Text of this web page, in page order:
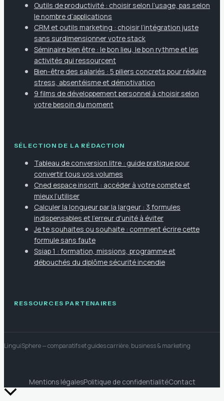
Outils de productivité : choisir selon l’usage, pas selon
le nombre d’applications
CRM et outils marketing : choisir l’intégration juste
sans surdimensionner votre stack
Séminaire bien être : le bon lieu, le bon rythme et les
activités qui ressourcent
Bien-être des salariés : 5 piliers concrets pour réduire
stress, absentéisme et démotivation
9 films de développement personnel à choisir selon
votre besoin du moment
SÉLECTION DE LA RÉDACTION
Tableau de conversion litre : guide pratique pour
convertir tous vos volumes
Cned espace inscrit : accéder à votre compte et
mieux l’utiliser
Calculer la longueur par la largeur : 3 formules
indispensables et l'erreur d'unité à éviter
Je te souhaites ou souhaite : comment écrire cette
formule sans faute
Ssiap 1 : formation, missions, programme et
débouchés du diplôme sécurité incendie
RESSOURCES PARTENAIRES
LinguiSphere— comparatifs et guides carrière, business & marketing
Mentions légalesPolitique de confidentialitéContact